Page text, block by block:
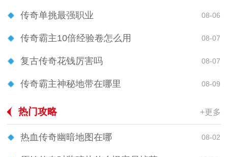
传奇单挑最强职业 08-06
传奇霸主10倍经验卷怎么用 08-07
复古传奇花钱厉害吗 08-07
传奇霸主神秘地带在哪里 08-09
热门攻略 +更多
热血传奇幽暗地图在哪 08-02